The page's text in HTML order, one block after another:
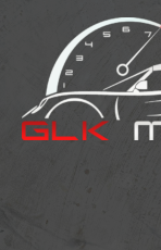
contenu